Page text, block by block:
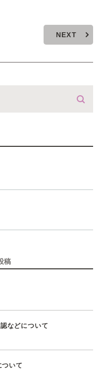
NEXT
稿
などについて
いて